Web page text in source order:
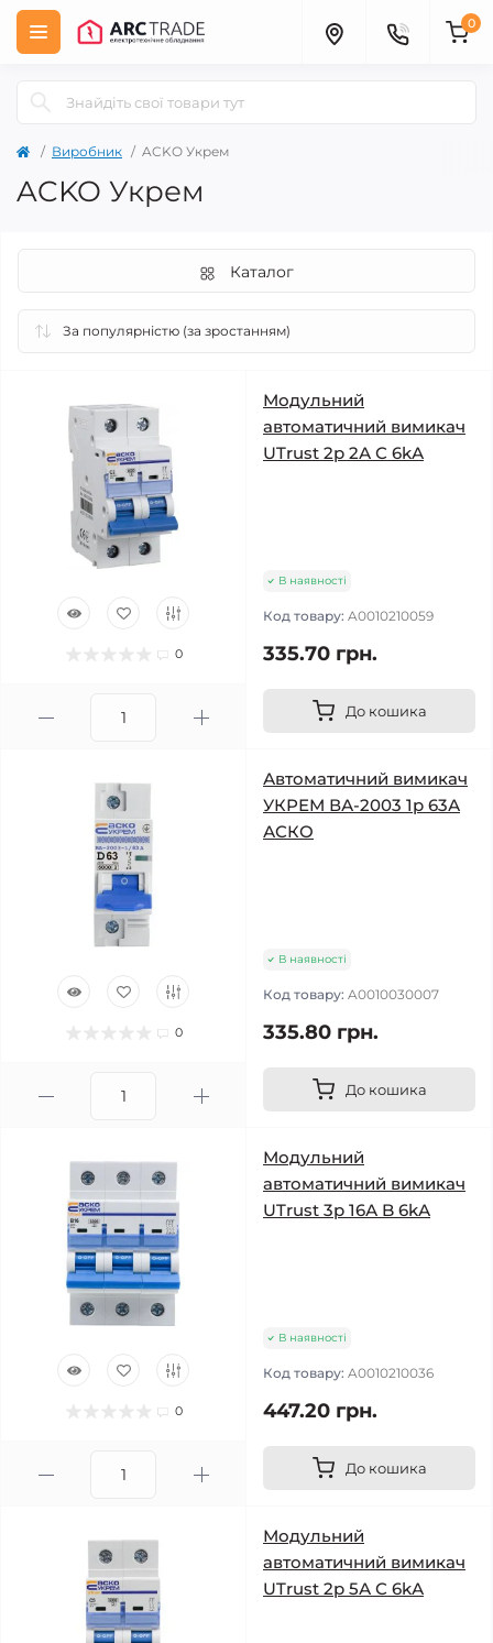
0
Виробник ACKO Укрем
ACKO Укрем
Каталог
0
Модульний
автоматичний вимикач
UTrust 2р 2А С 6kА
В наявності
Код товару: A0010210059
335.70 грн.
До кошика
0
Автоматичний вимикач
УКРЕМ ВА-2003 1р 63А
АСКО
В наявності
Код товару: A0010030007
335.80 грн.
До кошика
0
Модульний
автоматичний вимикач
UTrust 3р 16А B 6kА
В наявності
Код товару: A0010210036
447.20 грн.
До кошика
Модульний
автоматичний вимикач
UTrust 2р 5А С 6kА